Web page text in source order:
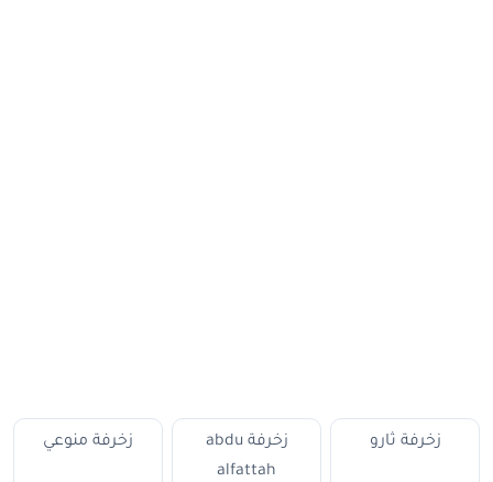
زخرفة ثارو
زخرفة abdu
alfattah
زخرفة منوعي